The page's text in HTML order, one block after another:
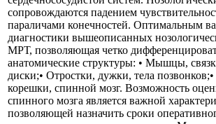
сопровождаются падением
параличами конечностей. Оптимальным
диагностики вышеописанных
МРТ, позволяющая четко
анатомические структуры: • Мышцы,
диски;• Отростки, дужки, тела
корешки, спинной мозг. Возможность
спинного мозга является важной
позволяющей назначить сроки